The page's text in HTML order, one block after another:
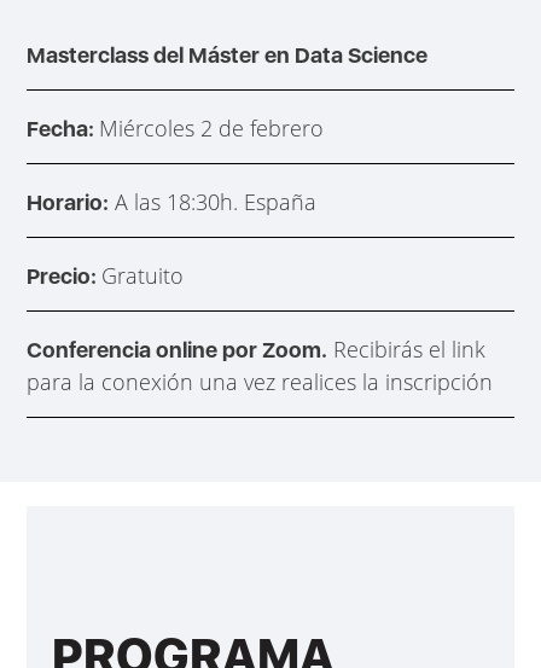
Masterclass del Máster en Data Science
Fecha: Miércoles 2 de febrero
Horario: A las 18:30h. España
Precio: Gratuito
Conferencia online por Zoom. Recibirás el link
para la conexión una vez realices la inscripción
PROGRAMA